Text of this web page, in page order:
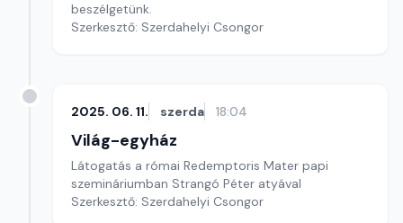
beszélgetünk.
Szerkesztő: Szerdahelyi Csongor
2025. 06. 11. szerda 18:04
Világ-egyház
Látogatás a római Redemptoris Mater papi
szemináriumban Strangó Péter atyával
Szerkesztő: Szerdahelyi Csongor